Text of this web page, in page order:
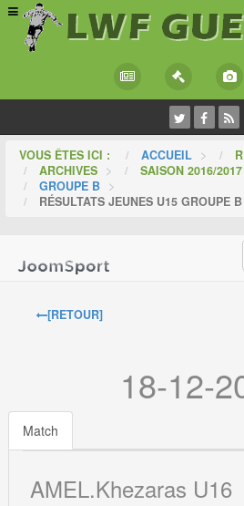
VOUS ÊTES ICI : ACCUEIL >
ARCHIVES > SAISON 2016/2017
GROUPE B >
RÉSULTATS JEUNES U15 GROUPE
[RETOUR]
18-12-
Match
AMEL.Khezaras U16